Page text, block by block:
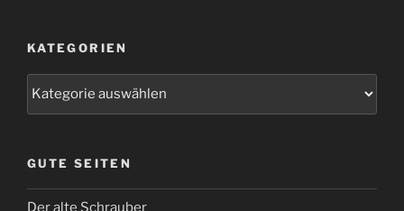
KATEGORIEN
GUTE SEITEN
Der alte Schrauber